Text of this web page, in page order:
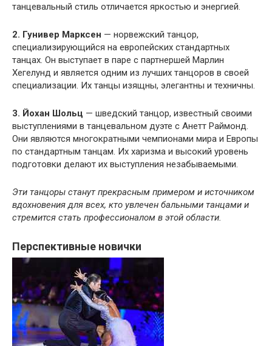
танцевальный стиль отличается яркостью и энергией.
2. Гунивер Марксен — норвежский танцор,
специализирующийся на европейских стандартных
танцах. Он выступает в паре с партнершей Марлин
Хегелунд и является одним из лучших танцоров в своей
специализации. Их танцы изящны, элегантны и техничны.
3. Йохан Шольц — шведский танцор, известный своими
выступлениями в танцевальном дуэте с Анетт Раймонд.
Они являются многократными чемпионами мира и Европы
по стандартным танцам. Их харизма и высокий уровень
подготовки делают их выступления незабываемыми.
Эти танцоры станут прекрасным примером и источником
вдохновения для всех, кто увлечен бальными танцами и
стремится стать профессионалом в этой области.
Перспективные новички